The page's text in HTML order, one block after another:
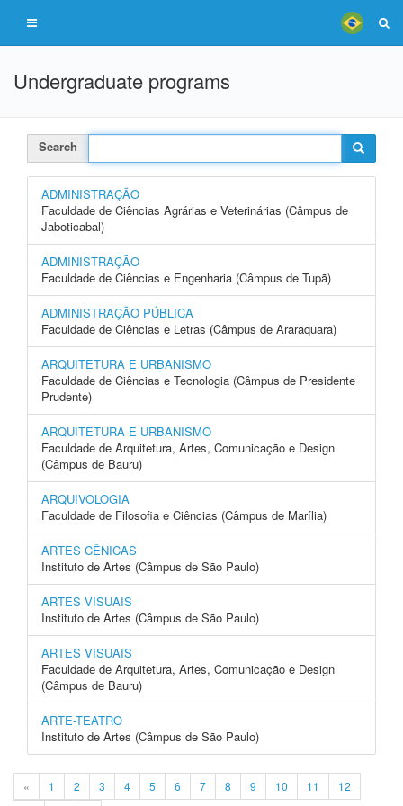
Undergraduate programs
Search
ADMINISTRAÇÃO
Faculdade de Ciências Agrárias e Veterinárias (Câmpus de
Jaboticabal)
ADMINISTRAÇÃO
Faculdade de Ciências e Engenharia (Câmpus de Tupã)
ADMINISTRAÇÃO PÚBLICA
Faculdade de Ciências e Letras (Câmpus de Araraquara)
ARQUITETURA E URBANISMO
Faculdade de Ciências e Tecnologia (Câmpus de Presidente
Prudente)
ARQUITETURA E URBANISMO
Faculdade de Arquitetura, Artes, Comunicação e Design
(Câmpus de Bauru)
ARQUIVOLOGIA
Faculdade de Filosofia e Ciências (Câmpus de Marília)
ARTES CÊNICAS
Instituto de Artes (Câmpus de São Paulo)
ARTES VISUAIS
Instituto de Artes (Câmpus de São Paulo)
ARTES VISUAIS
Faculdade de Arquitetura, Artes, Comunicação e Design
(Câmpus de Bauru)
ARTE-TEATRO
Instituto de Artes (Câmpus de São Paulo)
« 1 2 3 4 5 6 7 8 9 10 11
12